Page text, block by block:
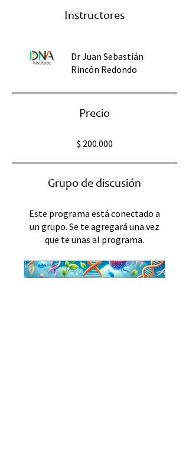
Instructores
Dr Juan Sebastián
Rincón Redondo
Precio
$ 200.000
Grupo de discusión
Este programa está conectado a
un grupo. Se te agregará una vez
que te unas al programa.